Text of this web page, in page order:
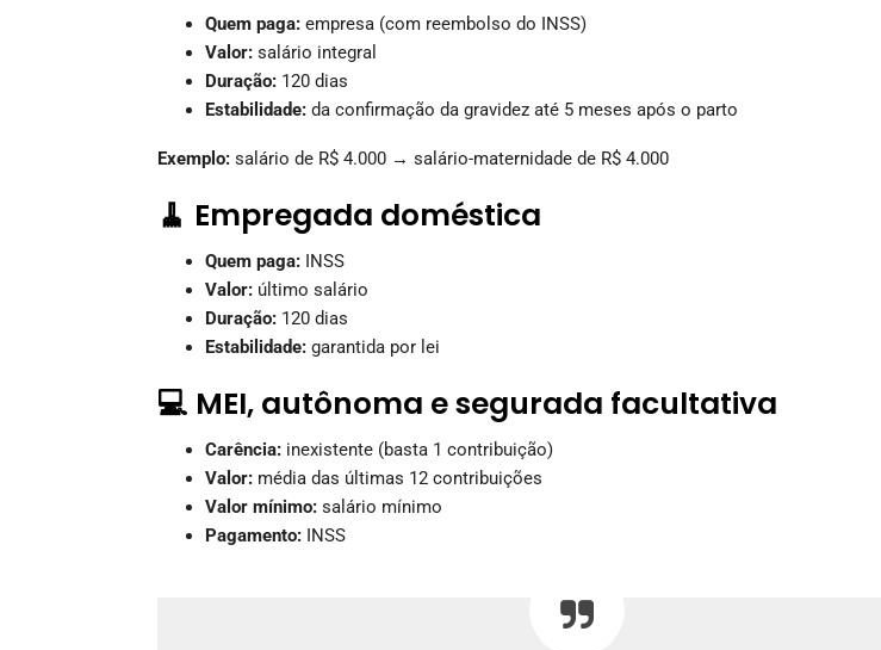
Quem paga: empresa (com reembolso do INSS)
Valor: salário integral
Duração: 120 dias
Estabilidade: da confirmação da gravidez até 5 meses após o parto
Exemplo: salário de R$ 4.000 → salário-maternidade de R$ 4.000
🧹 Empregada doméstica
Quem paga: INSS
Valor: último salário
Duração: 120 dias
Estabilidade: garantida por lei
💻 MEI, autônoma e segurada facultativa
Carência: inexistente (basta 1 contribuição)
Valor: média das últimas 12 contribuições
Valor mínimo: salário mínimo
Pagamento: INSS